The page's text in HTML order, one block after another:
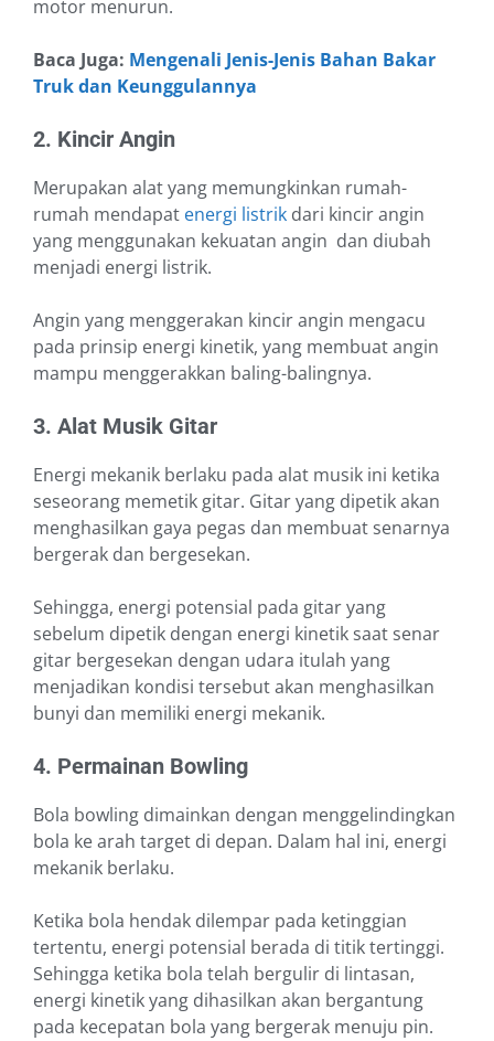
motor menurun.
Baca Juga: Mengenali Jenis-Jenis Bahan Bakar
Truk dan Keunggulannya
2. Kincir Angin
Merupakan alat yang memungkinkan rumah-
rumah mendapat energi listrik dari kincir angin
yang menggunakan kekuatan angin dan diubah
menjadi energi listrik.
Angin yang menggerakan kincir angin mengacu
pada prinsip energi kinetik, yang membuat angin
mampu menggerakkan baling-balingnya.
3. Alat Musik Gitar
Energi mekanik berlaku pada alat musik ini ketika
seseorang memetik gitar. Gitar yang dipetik akan
menghasilkan gaya pegas dan membuat senarnya
bergerak dan bergesekan.
Sehingga, energi potensial pada gitar yang
sebelum dipetik dengan energi kinetik saat senar
gitar bergesekan dengan udara itulah yang
menjadikan kondisi tersebut akan menghasilkan
bunyi dan memiliki energi mekanik.
4. Permainan Bowling
Bola bowling dimainkan dengan menggelindingkan
bola ke arah target di depan. Dalam hal ini, energi
mekanik berlaku.
Ketika bola hendak dilempar pada ketinggian
tertentu, energi potensial berada di titik tertinggi.
Sehingga ketika bola telah bergulir di lintasan,
energi kinetik yang dihasilkan akan bergantung
pada kecepatan bola yang bergerak menuju pin.